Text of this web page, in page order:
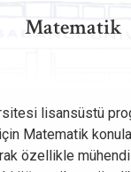
Matematik
lisansüstü
Matematik
özellikle